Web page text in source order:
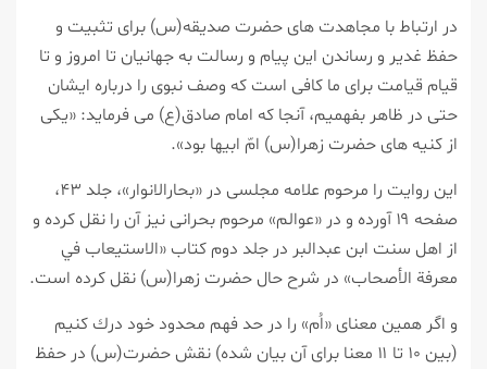
در ارتباط با مجاهدت های حضرت صدیقه(س) برای تثبیت و
حفظ غدیر و رساندن این پیام و رسالت به جهانیان تا امروز و تا
قیام قیامت برای ما كافی است كه وصف نبوی را درباره ایشان
حتی در ظاهر بفهمیم، آنجا كه امام صادق(ع) می فرماید: «یكی
از كنیه های حضرت زهرا(س) امّ ابیها بود».
این روایت را مرحوم علامه مجلسی در «بحارالانوار»، جلد ۴۳،
صفحه ۱۹ آورده و در «عوالم» مرحوم بحرانی نیز آن را نقل كرده و
از اهل سنت ابن عبدالبر در جلد دوم كتاب «الاستيعاب في
معرفة الأصحاب» در شرح حال حضرت زهرا(س) نقل كرده است.
و اگر همین معنای «اُم» را در حد فهم محدود خود درك كنیم
(بین ۱۰ تا ۱۱ معنا برای آن بیان شده) نقش حضرت(س) در حفظ